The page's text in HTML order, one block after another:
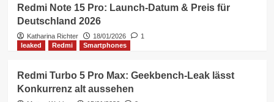
Redmi Note 15 Pro: Launch-Datum & Preis für
Deutschland 2026
Katharina Richter 18/01/2026
1
leaked
Redmi Smartphones
Redmi Turbo 5 Pro Max: Geekbench-Leak lässt
Konkurrenz alt aussehen